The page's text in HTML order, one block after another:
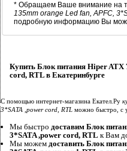
* Обращаем Ваше внимание на
135mm orange Led fan, APFC,
подробную информацию Вы
Купить Блок питания Hiper ATX
cord, RTL в Екатеринбурге
С помощью интернет-магазина Екател.Ру
3*SATA ,power cord, RTL можно быстро, с
Мы быстро доставим Блок
3*SATA ,power cord, RTL к Вам
Мы можем доставить Блок